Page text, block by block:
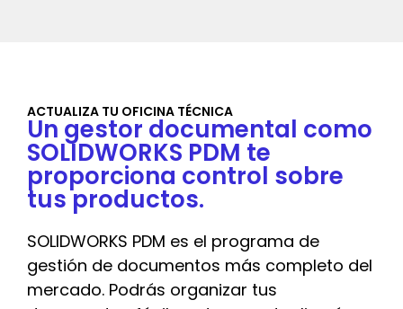
ACTUALIZA TU OFICINA TÉCNICA
Un gestor documental como
SOLIDWORKS PDM te
proporciona control sobre
tus productos.
SOLIDWORKS PDM es el programa de
gestión de documentos más completo del
mercado. Podrás organizar tus